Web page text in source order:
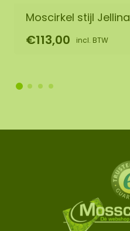
Moscirkel stijl Jellina
€113,00 incl. BTW